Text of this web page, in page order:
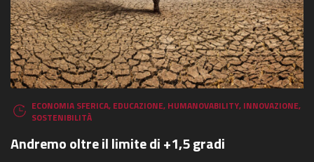
ECONOMIA SFERICA, EDUCAZIONE, HUMANOVABILITY, INNOVAZIONE,
SOSTENIBILITÀ
Andremo oltre il limite di +1,5 gradi